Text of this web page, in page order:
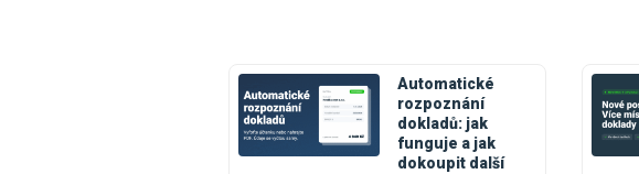
Automatické
rozpoznání
dokladů: jak
funguje a jak
dokoupit další